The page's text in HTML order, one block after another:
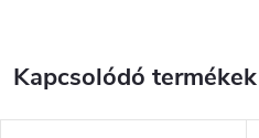
Kapcsolódó termékek